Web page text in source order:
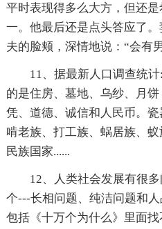
平时表现得多么大方，但还
一。他最后还是点头答应了
夫的脸颊，深情地说：“会有
11、据最新人口调查统
的是住房、墓地、乌纱、月
凭、道德、诚信和人民币。瓷
啃老族、打工族、蜗居族、
民族国家......
12、人类社会发展有很
个---长相问题、纯洁问题和
包括《十万个为什么》里面